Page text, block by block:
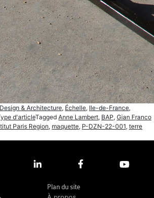
Design & Architecture, Échelle, Ile-de-France,
d'articleTagged Anne Lambert, BAP, Gian Franco
Paris Region, maquette, P-DZN-22-001, terre
Plan du site